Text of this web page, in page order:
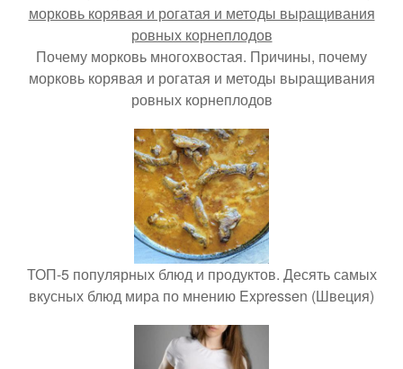
Почему морковь многохвостая. Причины, почему
морковь корявая и рогатая и методы выращивания
ровных корнеплодов
ТОП-5 популярных блюд и продуктов. Десять самых
вкусных блюд мира по мнению Expressen (Швеция)